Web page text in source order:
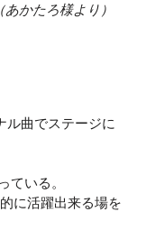
かたろ様より）
ル曲でステージに
ている。
に活躍出来る場を